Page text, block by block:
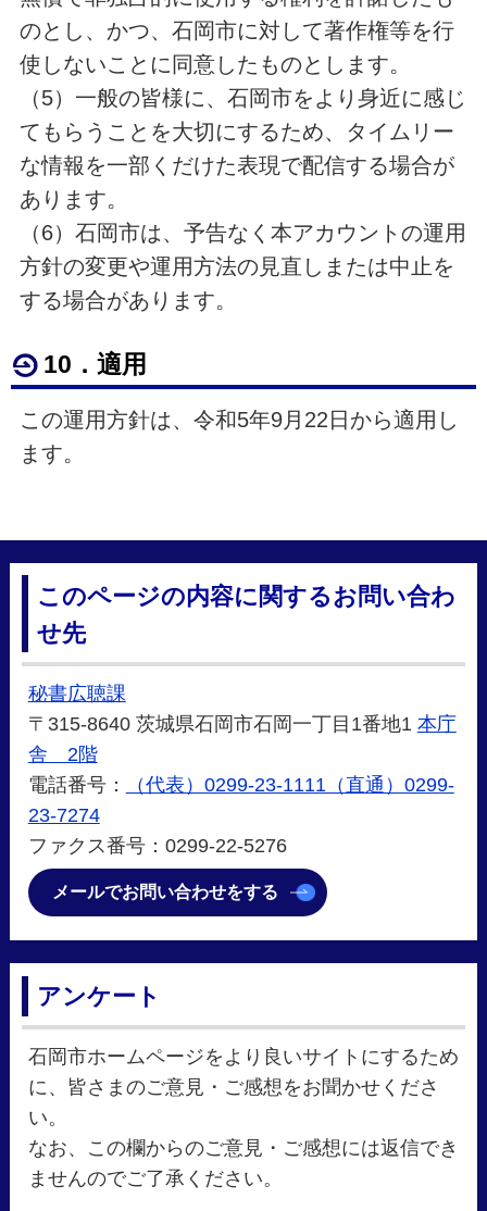
のとし、かつ、石岡市に対して著作権等を行
使しないことに同意したものとします。
（5）一般の皆様に、石岡市をより身近に感じ
てもらうことを大切にするため、タイムリー
な情報を一部くだけた表現で配信する場合が
あります。
（6）石岡市は、予告なく本アカウントの運用
方針の変更や運用方法の見直しまたは中止を
する場合があります。
10 ．適用
この運用方針は、令和5年9月22日から適用し
ます。
このページの内容に関するお問い合わ
せ先
秘書広聴課
〒315-8640 茨城県石岡市石岡一丁目1番地1 本庁
舎 2階
電話番号：
（代表）0299-23-1111（直通）0299-
23-7274
ファクス番号：0299-22-5276
メールでお問い合わせをする
アンケート
石岡市ホームページをより良いサイトにするため
に、皆さまのご意見・ご感想をお聞かせくださ
い。
なお、この欄からのご意見・ご感想には返信でき
ませんのでご了承ください。